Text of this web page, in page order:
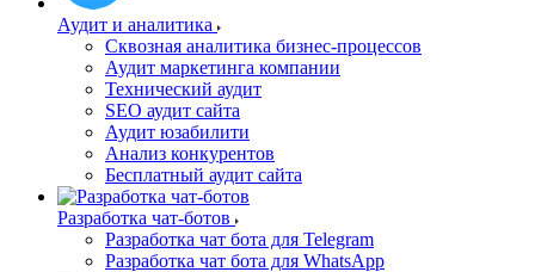
Аудит и аналитика
Сквозная аналитика бизнес-процессов
Аудит маркетинга компании
Технический аудит
SEO аудит сайта
Аудит юзабилити
Анализ конкурентов
Бесплатный аудит сайта
Разработка чат-ботов
Разработка чат бота для Telegram
Разработка чат бота для WhatsApp